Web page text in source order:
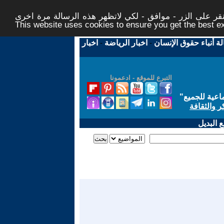
على الزر - موافق - لكي لاتظهر هذه الرسالة مرة اخرى -
This website uses cookies to ensure you get the best
أنباء حقوق الإنسان - اخبار الرياضة - اخبار
التبرع للموقع - ادعمونا
للجميع"
والثقافة
البديل